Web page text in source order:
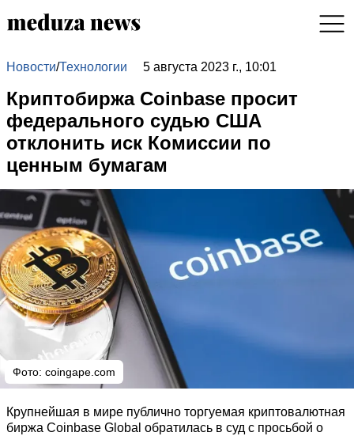
Новости/Технологии 5 августа 2023 г., 10:01
Криптобиржа Coinbase просит
федерального судью США
отклонить иск Комиссии по
ценным бумагам
Фото: coingape.com
Крупнейшая в мире публично торгуемая криптовалютная
биржа Coinbase Global обратилась в суд с просьбой о